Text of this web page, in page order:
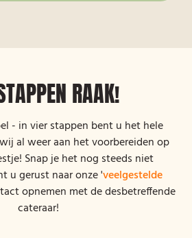
RAAK!
- in vier stappen bent u het hele
al weer aan het voorbereiden op
Snap je het nog steeds niet
u gerust naar onze 'veelgestelde
opnemen met de desbetreffende
cateraar!